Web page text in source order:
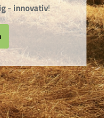
-innovativ!